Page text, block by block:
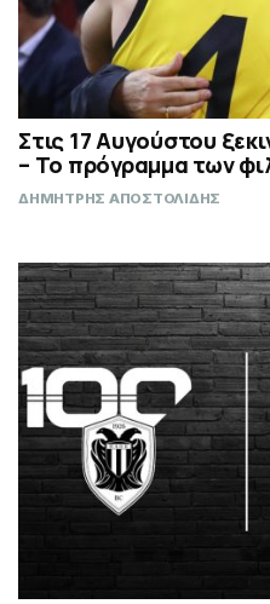
Στις 17 Αυγούστου
– Το πρόγραμμα των
ΔΗΜΗΤΡΗΣ ΑΠΟΣΤΟΛΙΔΗΣ